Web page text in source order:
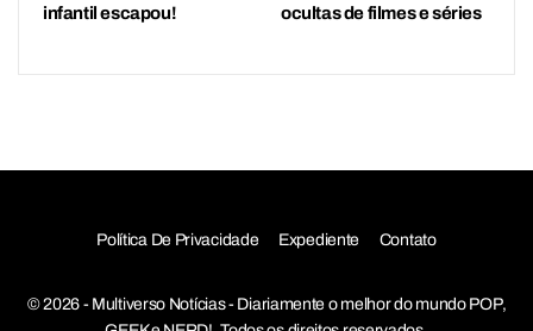
infantil escapou!
ocultas de filmes e séries
Política De Privacidade Expediente Contato
© 2026 - Multiverso Notícias - Diariamente o melhor do mundo POP,